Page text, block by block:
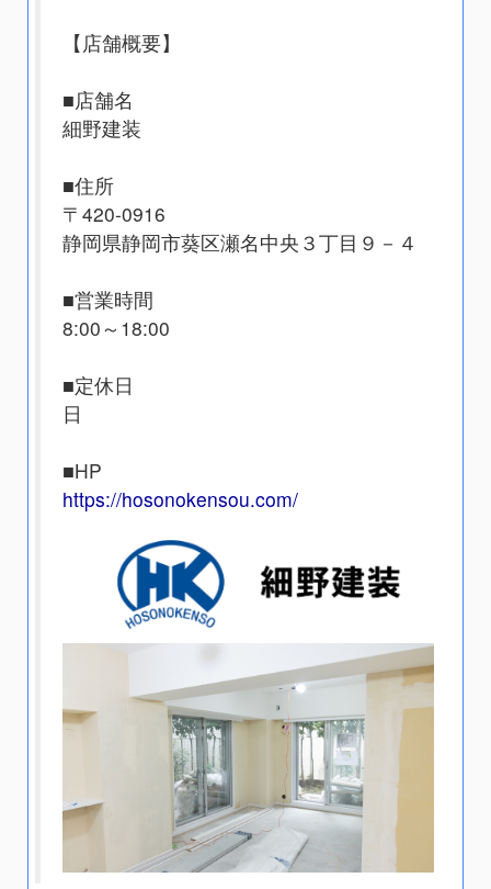
【店舗概要】
■店舗名
細野建装
■住所
〒420-0916
静岡県静岡市葵区瀬名中央３丁目９－４
■営業時間
8:00～18:00
■定休日
日
■HP
https://hosonokensou.com/